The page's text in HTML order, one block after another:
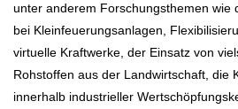
unter anderem Forschungsthemen wie
bei Kleinfeuerungsanlagen,
virtuelle Kraftwerke, der Einsatz von
Rohstoffen aus der Landwirtschaft, die
innerhalb industrieller